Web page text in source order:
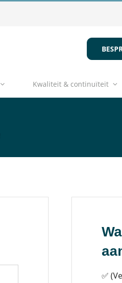
Kwaliteit & continuïteit
✅